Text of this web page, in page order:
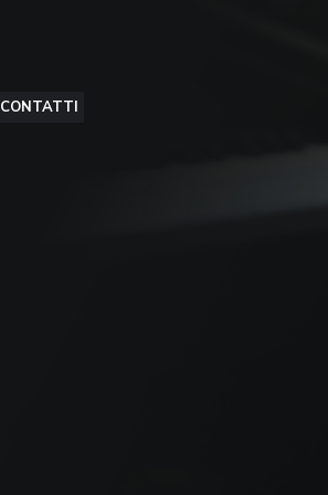
CONTATTI